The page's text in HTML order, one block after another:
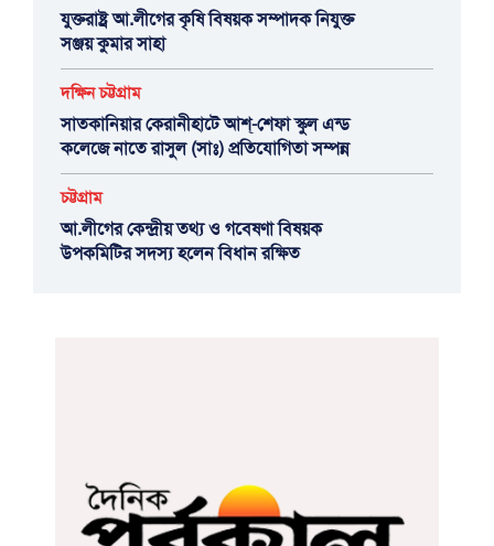
যুক্তরাষ্ট্র আ.লীগের কৃষি বিষয়ক সম্পাদক নিযুক্ত
সঞ্জয় কুমার সাহা
দক্ষিন চট্টগ্রাম
সাতকানিয়ার কেরানীহাটে আশ্-শেফা স্কুল এন্ড
কলেজে নাতে রাসুল (সাঃ) প্রতিযোগিতা সম্পন্ন
চট্টগ্রাম
আ.লীগের কেন্দ্রীয় তথ্য ও গবেষণা বিষয়ক
উপকমিটির সদস্য হলেন বিধান রক্ষিত